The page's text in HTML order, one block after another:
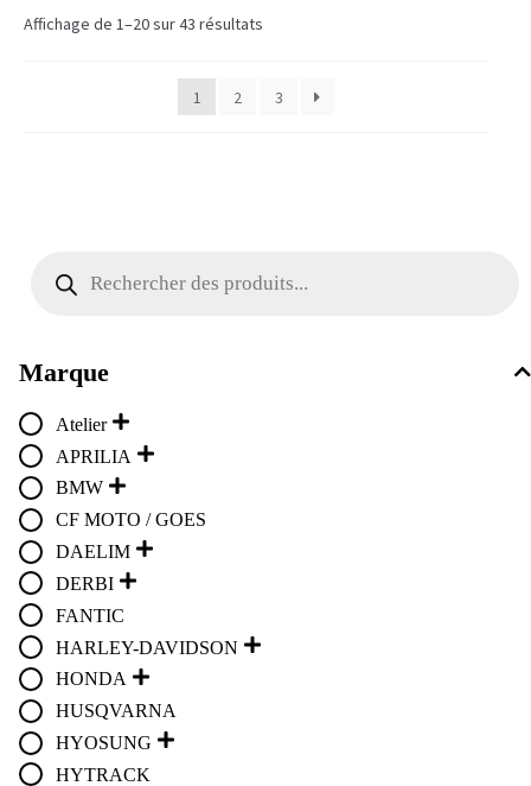
Affichage de 1–20 sur 43 résultats
1 2 3
produits
Marque
Atelier
APRILIA
BMW
CF MOTO / GOES
DAELIM
DERBI
FANTIC
HARLEY-DAVIDSON
HONDA
HUSQVARNA
HYOSUNG
HYTRACK